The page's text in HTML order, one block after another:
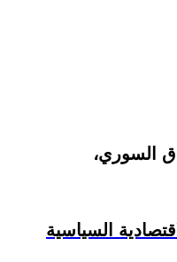
السوري،
السياسية